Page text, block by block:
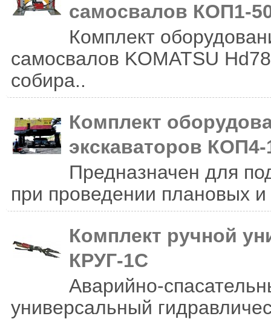
самосвалов КОП1-
Комплект
самосвалов KOMATSU
собира..
Комплект
экскаваторов КОП4-
Предназначен для
при проведении плановых
Комплект ручной
КРУГ-1С
Аварийно-
универсальный